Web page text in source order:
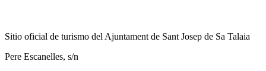
Sitio oficial de turismo del Ajuntament de Sant Josep de Sa Talaia
Pere Escanelles, s/n